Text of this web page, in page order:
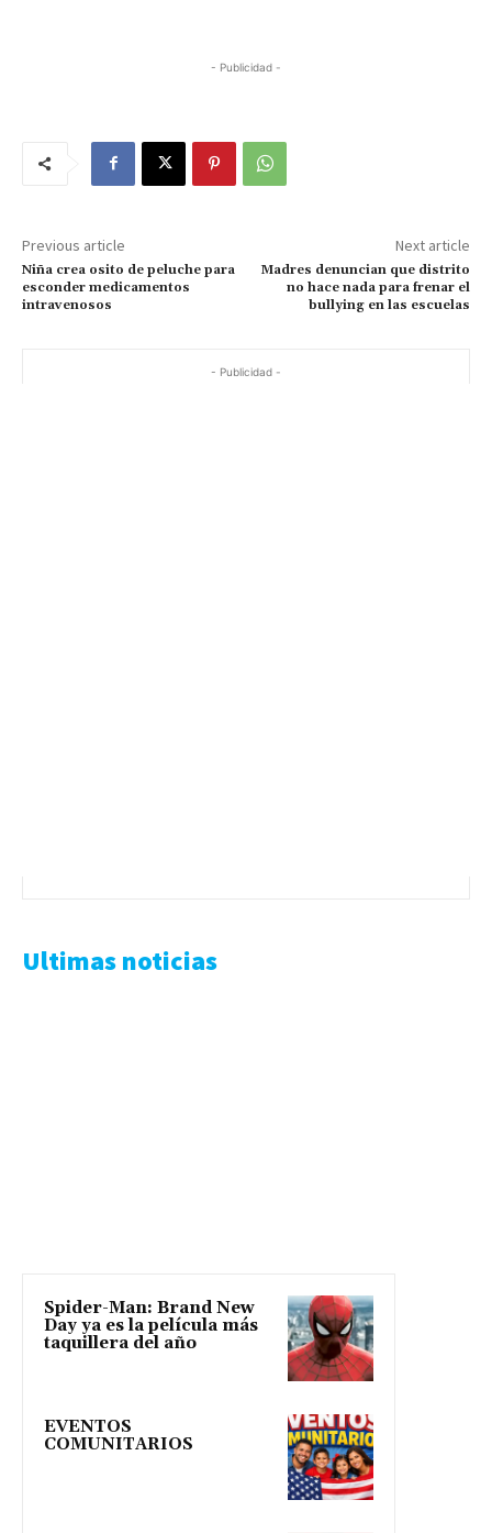
- Publicidad -
Previous article
Niña crea osito de peluche para
esconder medicamentos
intravenosos
Next article
Madres denuncian que distrito
no hace nada para frenar el
bullying en las escuelas
- Publicidad -
Ultimas noticias
Spider-Man: Brand New
Day ya es la película más
taquillera del año
EVENTOS
COMUNITARIOS